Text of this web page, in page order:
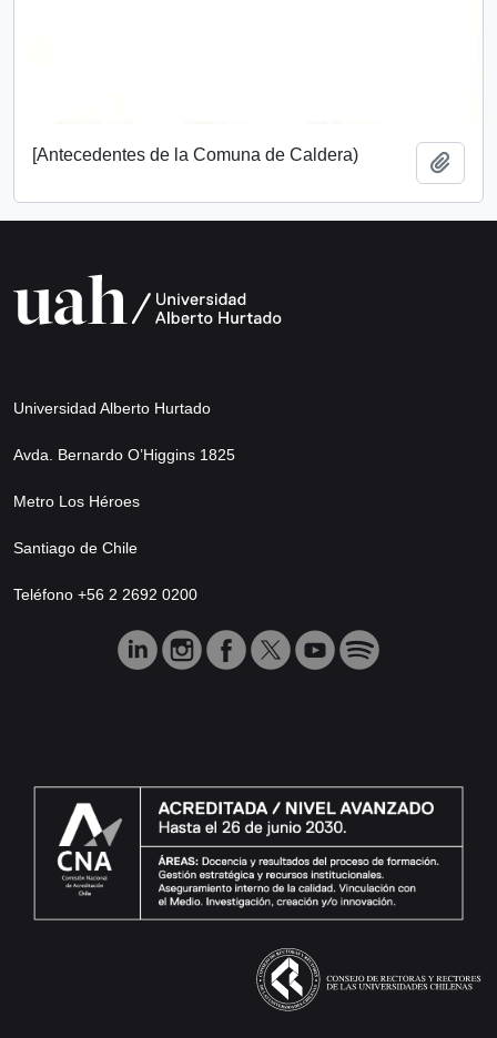
[Antecedentes de la Comuna de Caldera)
Universidad Alberto Hurtado
Avda. Bernardo O’Higgins 1825
Metro Los Héroes
Santiago de Chile
Teléfono +56 2 2692 0200